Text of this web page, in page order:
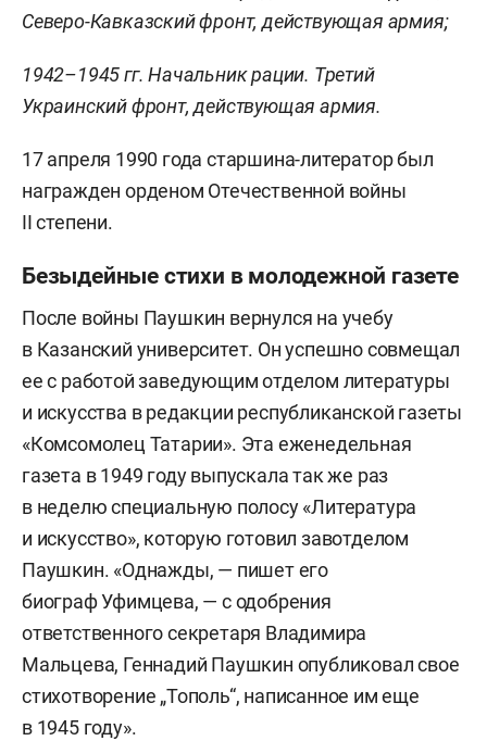
Северо-Кавказский фронт, действующая армия;
1942–1945 гг. Начальник рации. Третий
Украинский фронт, действующая армия.
17 апреля 1990 года старшина-литератор был
награжден орденом Отечественной войны
II степени.
Безыдейные стихи в молодежной газете
После войны Паушкин вернулся на учебу
в Казанский университет. Он успешно совмещал
ее с работой заведующим отделом литературы
и искусства в редакции республиканской газеты
«Комсомолец Татарии». Эта еженедельная
газета в 1949 году выпускала так же раз
в неделю специальную полосу «Литература
и искусство», которую готовил завотделом
Паушкин. «Однажды, — пишет его
биограф Уфимцева, — с одобрения
ответственного секретаря Владимира
Мальцева, Геннадий Паушкин опубликовал свое
стихотворение „Тополь“, написанное им еще
в 1945 году».